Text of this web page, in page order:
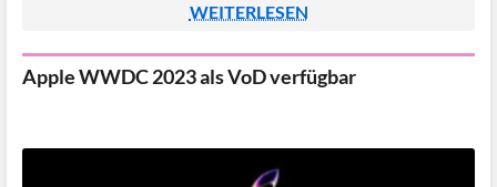
WEITERLESEN
Apple WWDC 2023 als VoD verfügbar